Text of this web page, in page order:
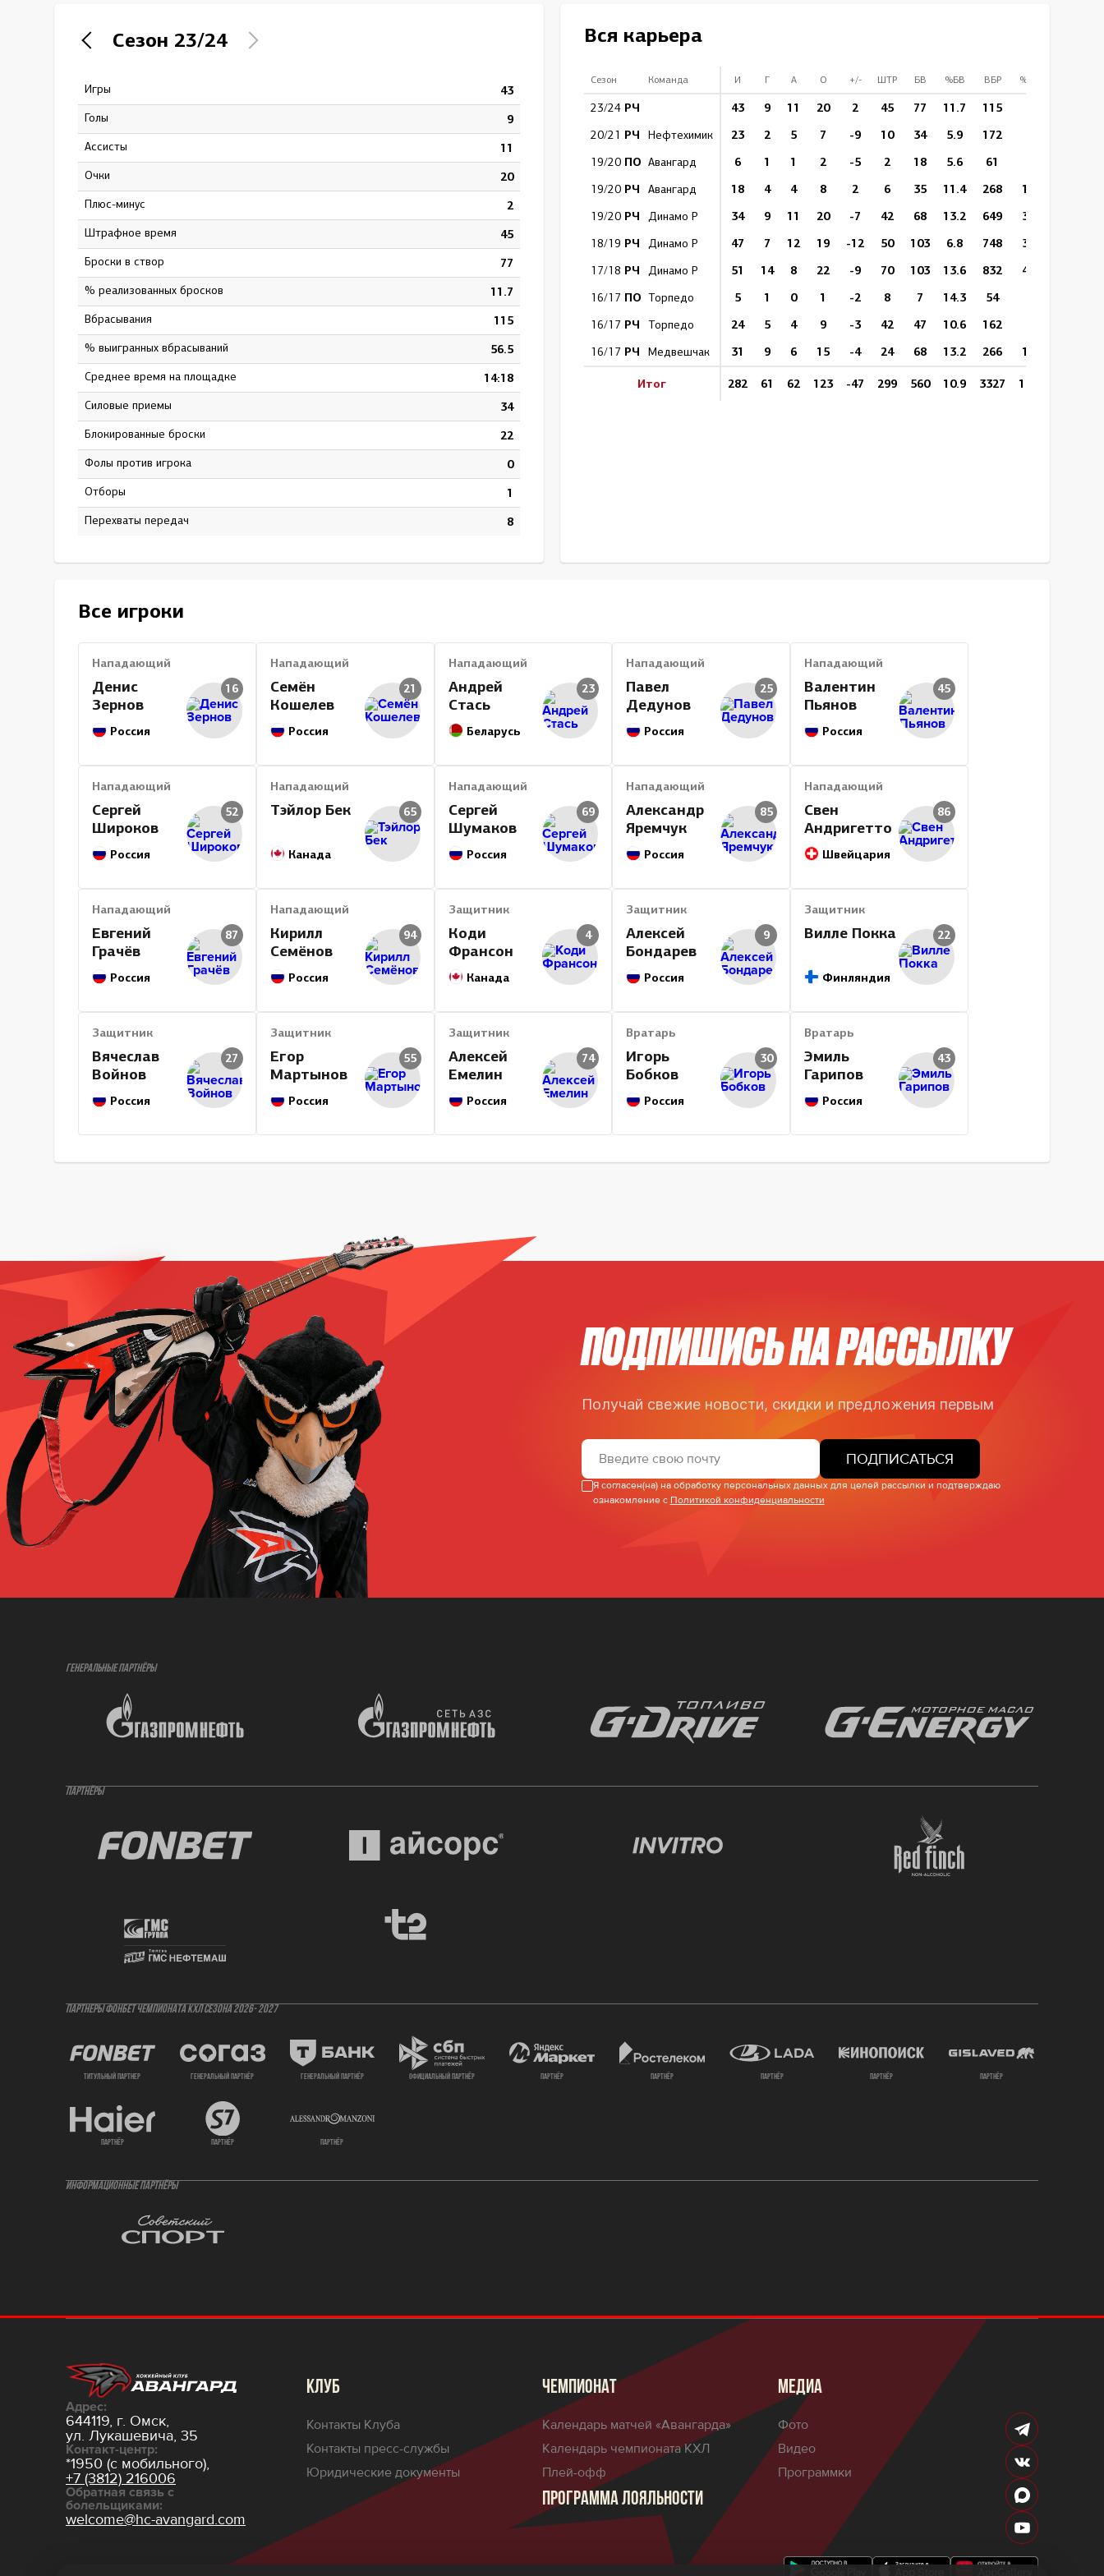
Северсталь
Сезон 23/24
Игры 43
Голы 9
Ассисты 11
Очки 20
Плюс-минус 2
штрафное время 45
Броски в створ 77
% реализованных бросков 11.7
Вбрасывания 115
% выигранных вбрасываний 56.5
Среднее время на площадке 14:18
Силовые приемы 34
Блокированные броски 22
Фолы против игрока 0
Отборы 1
Перехваты передач 8
Вся карьера
Сезон Команда И Г А О +/- ШТР БВ %БВ ВБР %ВБР
23/24 РЧ 43 9 11 20 2 45 77 11.7 115
20/21 РЧ Нефтехимик 23 2 5 7 -9 10 34 5.9 172
19/20 ПО Авангард 6 1 1 2 -5 2 18 5.6 61
19/20 РЧ Авангард 18 4 4 8 2 6 35 11.4 268 130
19/20 РЧ Динамо Р 34 9 11 20 -7 42 68 13.2 649 320
18/19 РЧ Динамо Р 47 7 12 19 -12 50 103 6.8 748 353
17/18 РЧ Динамо Р 51 14 8 22 -9 70 103 13.6 832 417
16/17 ПО Торпедо 5 1 0 1 -2 8 7 14.3 54
16/17 РЧ Торпедо 24 5 4 9 -3 42 47 10.6 162
16/17 РЧ Медвешчак 31 9 6 15 -4 24 68 13.2 266 142
Итог 282 61 62 123 -47 299 560 10.9 3327 1608
Все игроки
Нападающий
Денис
Зернов
Россия
16
Нападающий
Семён
Кошелев
Россия
21
Нападающий
Андрей
Стась
Беларусь
23
Нападающий
Павел
Дедунов
Россия
25
Нападающий
Валентин
Пьянов
Россия
45
Нападающий
Сергей
Широков
Россия
52
Нападающий
Тэйлор Бек
Канада
65
Нападающий
Сергей
Шумаков
Россия
69
Нападающий
Александр
Яремчук
Россия
85
Нападающий
Свен
Андригетто
Швейцария
86
Нападающий
Евгений
Грачёв
Россия
87
Нападающий
Кирилл
Семёнов
Россия
94
Защитник
Коди
Франсон
Канада
4
Защитник
Алексей
Бондарев
Россия
9
Защитник
Вилле Покка
Финляндия
22
Защитник
Вячеслав
Войнов
Россия
27
Защитник
Егор
Мартынов
Россия
55
Защитник
Алексей
Емелин
Россия
74
Вратарь
Игорь
Бобков
Россия
30
Вратарь
Эмиль
Гарипов
Россия
43
ПОДПИШИСЬ НА РАССЫЛКУ
Получай свежие новости, скидки и предложения первым
ПОДПИСАТЬСЯ
Я согласен(на) на обработку персональных данных для целей рассылки и подтверждаю
ознакомление с Политикой конфиденциальности
ГЕНЕРАЛЬНЫЕ ПАРТНЁРЫ
ПАРТНЁРЫ
ПАРТНЕРЫ ФОНБЕТ ЧЕМПИОНАТА КХЛ СЕЗОНА 2026- 2027
титульный партнер генеральный партнёр генеральный партнёр официальный партнёр партнёр партнёр партнёр партнёр партнёр
партнёр партнёр партнёр
ИНФОРМАЦИОННЫЕ ПАРТНЁРЫ
Адрес:
644119, г. Омск,
ул. Лукашевича, 35
Контакт-центр:
*1950 (с мобильного),
+7 (3812) 216006
Обратная связь с
болельщиками:
welcome@hc-avangard.com
КЛУБ
Контакты Клуба
Контакты пресс-службы
Юридические документы
ЧЕМПИОНАТ
Календарь матчей «Авангарда»
Календарь чемпионата КХЛ
Плей-офф
ПРОГРАММА ЛОЯЛЬНОСТИ
МЕДИА
Фото
Видео
Программки